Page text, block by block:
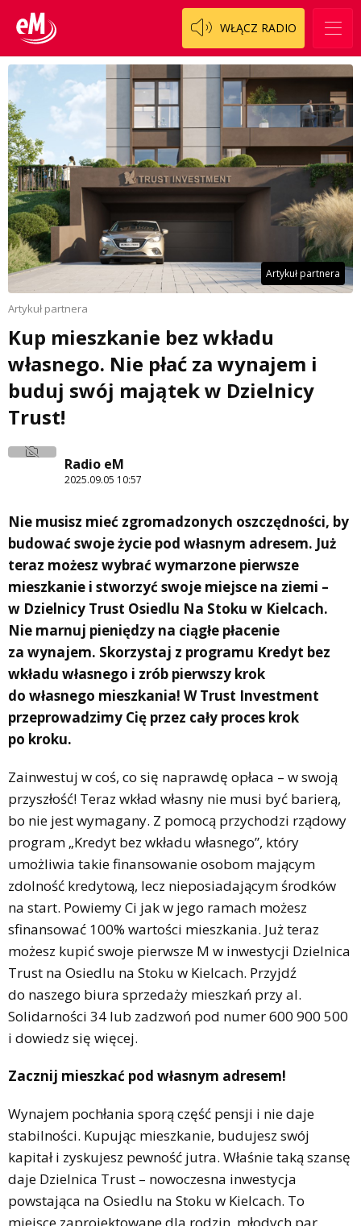
WŁĄCZ RADIO
Artykuł partnera
Artykuł partnera
Kup mieszkanie bez wkładu
własnego. Nie płać za wynajem i
buduj swój majątek w Dzielnicy
Trust!
Radio eM
2025.09.05 10:57
Nie musisz mieć zgromadzonych oszczędności, by
budować swoje życie pod własnym adresem. Już
teraz możesz wybrać wymarzone pierwsze
mieszkanie i stworzyć swoje miejsce na ziemi –
w Dzielnicy Trust Osiedlu Na Stoku w Kielcach.
Nie marnuj pieniędzy na ciągłe płacenie
za wynajem. Skorzystaj z programu Kredyt bez
wkładu własnego i zrób pierwszy krok
do własnego mieszkania! W Trust Investment
przeprowadzimy Cię przez cały proces krok
po kroku.
Zainwestuj w coś, co się naprawdę opłaca – w swoją
przyszłość! Teraz wkład własny nie musi być barierą,
bo nie jest wymagany. Z pomocą przychodzi rządowy
program „Kredyt bez wkładu własnego”, który
umożliwia takie finansowanie osobom mającym
zdolność kredytową, lecz nieposiadającym środków
na start. Powiemy Ci jak w jego ramach możesz
sfinansować 100% wartości mieszkania. Już teraz
możesz kupić swoje pierwsze M w inwestycji Dzielnica
Trust na Osiedlu na Stoku w Kielcach. Przyjdź
do naszego biura sprzedaży mieszkań przy al.
Solidarności 34 lub zadzwoń pod numer 600 900 500
i dowiedz się więcej.
Zacznij mieszkać pod własnym adresem!
Wynajem pochłania sporą część pensji i nie daje
stabilności. Kupując mieszkanie, budujesz swój
kapitał i zyskujesz pewność jutra. Właśnie taką szansę
daje Dzielnica Trust – nowoczesna inwestycja
powstająca na Osiedlu na Stoku w Kielcach. To